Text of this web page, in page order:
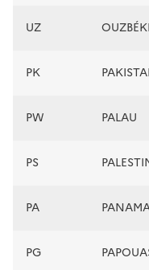
UZ
PK
PW PALAU
PS
PA
PG